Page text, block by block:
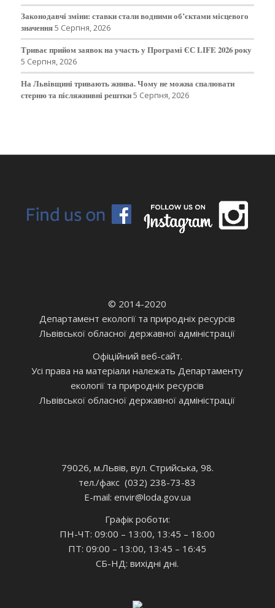
Законодавчі зміни: ставки стали водними об’єктами місцевого
значення5 Серпня, 2026
Триває прийом заявок на участь у Програмі ЄС LIFE 2026 року
5 Серпня, 2026
На Львівщині тривають жнива. Чому не можна спалювати
стерню та післяжнивні рештки5 Серпня, 2026
© 2014-2020
Департамент екології та природніх ресурсів
Львівської обласної державної адміністрації
Офіційний веб-сайт.
Усі права на матеріали належать Департаменту
екології та природніх ресурсів
Львівської обласної державної адміністрації
79026, м.Львів, вул. Стрийська, 98.
тел./факс (032) 238-73-83
E-mail: envir@loda.gov.ua
Графік роботи:
ПН-ЧТ: 09:00 – 13:00, 13:45 – 18:00
ПТ: 09:00 – 13:00, 13:45 – 16:45
СБ-НД: вихідні дні.